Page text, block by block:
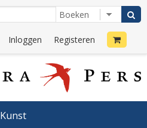
Inloggen Registeren
Kunst